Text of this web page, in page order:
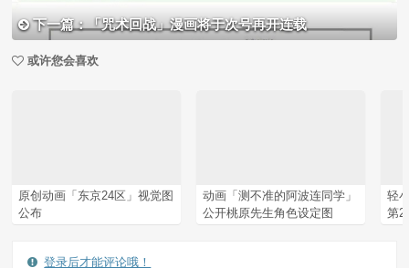
下一篇：「咒术回战」漫画将于次号再开连载
或许您会喜欢
原创动画「东京24区」视觉图
公布
动画「测不准的阿波连同学」
公开桃原先生角色设定图
轻
第2
登录后才能评论哦！